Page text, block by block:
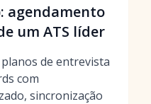
agendamento
um ATS líder
de entrevista
com
sincronização